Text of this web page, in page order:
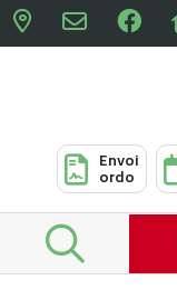
Envoi
ordo